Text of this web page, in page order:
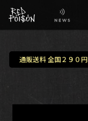
IG
通販送料 全国２９０円